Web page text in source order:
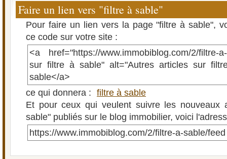
Faire un lien vers "filtre à sable"
Pour faire un lien vers la page "filtre à sable",
ce code sur votre site :
<a href="https://www.immobiblog.com/2/filtre-
sur filtre à sable" alt="Autres articles sur
sable</a>
ce qui donnera : filtre à sable
Et pour ceux qui veulent suivre les nouveaux
sable" publiés sur le blog immobilier, voici
https://www.immobiblog.com/2/filtre-a-sable/feed